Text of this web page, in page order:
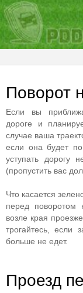
Поворот
Если вы
дороге и
случае ваша
если она будет
уступать дорогу
(пропустить вас
Что касается
перед поворотом
возле края
трогайтесь, если
больше не едет.
Проезд